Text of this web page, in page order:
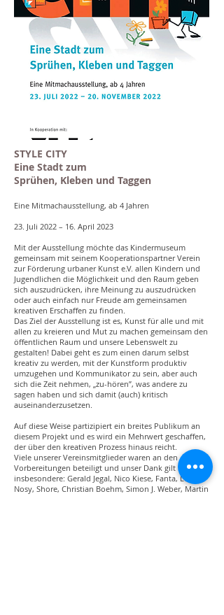
STYLE CITY
Eine Stadt zum
Sprühen, Kleben und Taggen
Eine Mitmachausstellung, ab 4 Jahren
23. Juli 2022 – 16. April 2023
Mit der Ausstellung möchte das Kindermuseum
gemeinsam mit seinem Kooperationspartner Verein
zur Förderung urbaner Kunst e.V. allen Kindern und
Jugendlichen die Möglichkeit und den Raum geben
sich auszudrücken, ihre Meinung zu auszudrücken
oder auch einfach nur Freude am gemeinsamen
kreativen Erschaffen zu finden.
Das Ziel der Ausstellung ist es, Kunst für alle und mit
allen zu kreieren und Mut zu machen gemeinsam den
öffentlichen Raum und unsere Lebenswelt zu
gestalten! Dabei geht es zum einen darum selbst
kreativ zu werden, mit der Kunstform produktiv
umzugehen und Kommunikator zu sein, aber auch
sich die Zeit nehmen, „zu-hören”, was andere zu
sagen haben und sich damit (auch) kritisch
auseinanderzusetzen.
Auf diese Weise partizipiert ein breites Publikum an
diesem Projekt und es wird ein Mehrwert geschaffen,
der über den kreativen Prozess hinaus reicht.
Viele unserer Vereinsmitglieder waren an den
Vorbereitungen beteiligt und unser Dank gilt hier
insbesondere: Gerald Jegal, Nico Kiese, Fanta, Lesie,
Nosy, Shore, Christian Boehm, Simon J. Weber, Martin